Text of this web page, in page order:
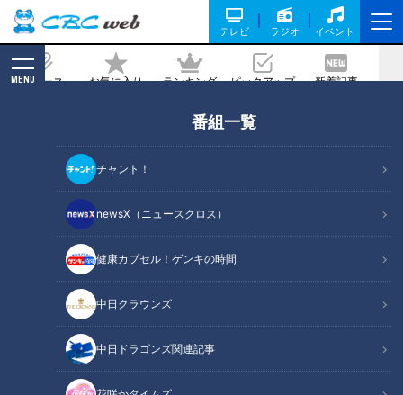
テレビ ラジオ イベント
ニュース お気に入り ランキング ピックアップ 新着記事
MENU
番組一覧
チャント！
newsX（ニュースクロス）
健康カプセル！ゲンキの時間
中日クラウンズ
中日ドラゴンズ関連記事
力をマヂラブが探る！ 日本代表も所
属！ 岐阜の強豪校でメンタル強めの部
員たちと対決！
記事に戻る